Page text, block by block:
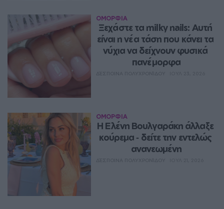
ΟΜΟΡΦΙΑ
Ξεχάστε τα milky nails: Αυτή
είναι η νέα τάση που κάνει τα
νύχια να δείχνουν φυσικά
πανέμορφα
ΟΜΟΡΦΙΑ
Η Ελένη Βουλγαράκη άλλαξε
κούρεμα ‑ δείτε την εντελώς
ανανεωμένη